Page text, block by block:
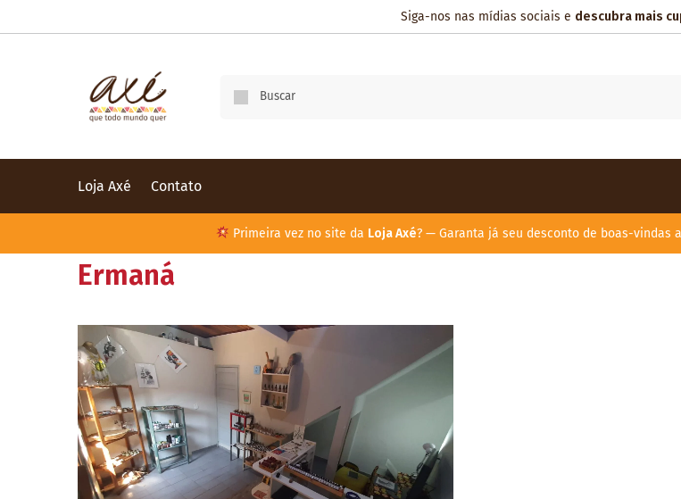
Siga-nos nas mídias sociais e descubra mais
Loja Axé Contato
Primeira vez no site da Loja Axé? — Garanta já seu desconto de boas-vindas
Ermaná